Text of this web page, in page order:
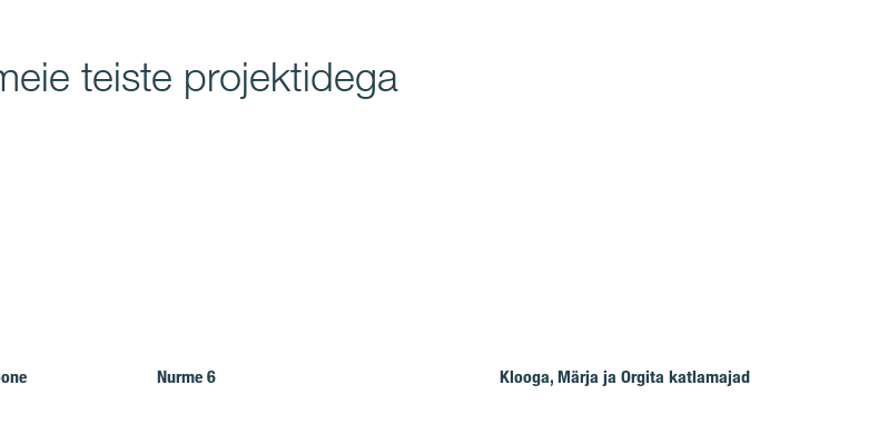
teiste projektidega
Nurme 6 Klooga, Märja ja Orgita katlamajad